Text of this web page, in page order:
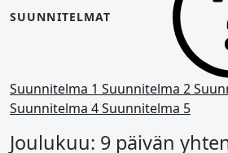
SUUNNITELMAT
Suunnitelma 1 Suunnitelma 2
Suunnitelma 4Suunnitelma 5
Joulukuu: 9 päivän